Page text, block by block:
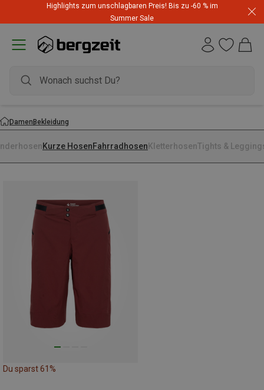
Highlights zum unschlagbaren Preis! Bis zu -60 % im
Summer Sale
DamenBekleidung
Kurze HosenFahrradhosen KletterhosenTights &
Du sparst 61%